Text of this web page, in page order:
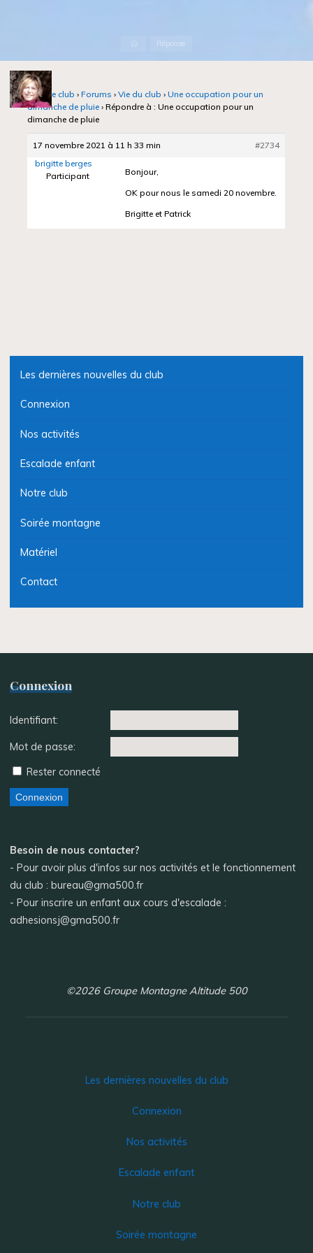
AccueilRéponse
Notre club › Forums › Vie du club › Une occupation pour un
dimanche de pluie › Répondre à : Une occupation pour un
dimanche de pluie
17 novembre 2021 à 11 h 33 min
#2734
brigitte berges
Participant
Bonjour,
OK pour nous le samedi 20 novembre.
Brigitte et Patrick
Les dernières nouvelles du club
Connexion
Nos activités
Escalade enfant
Notre club
Soirée montagne
Matériel
Contact
Connexion
Identifiant:
Mot de passe:
Rester connecté
Connexion
Besoin de nous contacter?
- Pour avoir plus d'infos sur nos activités et le fonctionnement
du club : bureau@gma500.fr
- Pour inscrire un enfant aux cours d'escalade :
adhesionsj@gma500.fr
©2026 Groupe Montagne Altitude 500
Les dernières nouvelles du club
Connexion
Nos activités
Escalade enfant
Notre club
Soirée montagne